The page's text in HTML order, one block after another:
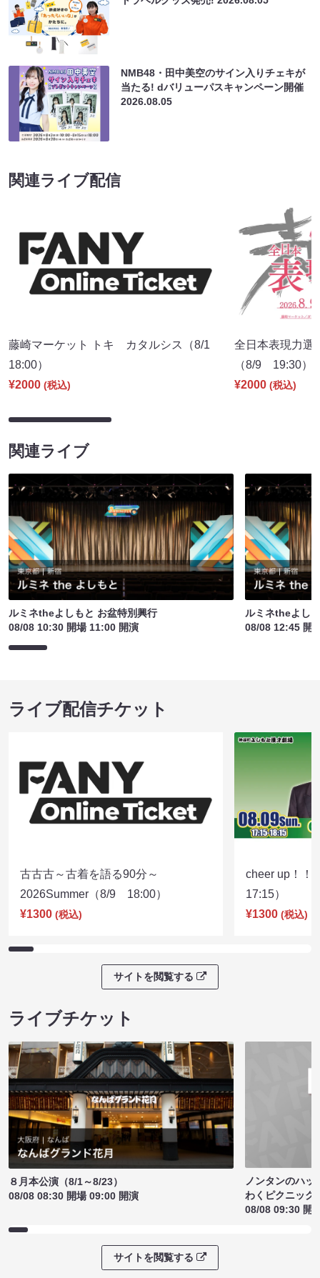
NMB48・田中美空のサイン入りチェキが
当たる! dバリューパスキャンペーン開催
2026.08.05
関連ライブ配信
藤崎マーケット トキ カタルシス（8/1
18:00）
¥2000 (税込)
全日本表現力選
（8/9 19:30）
¥2000 (税込)
関連ライブ
ルミネtheよしもと お盆特別興行
08/08 10:30 開場 11:00 開演
ルミネtheよし
08/08 12:45 開
ライブ配信チケット
古古古～古着を語る90分～
2026Summer（8/9 18:00）
¥1300 (税込)
cheer up！
17:15）
¥1300 (税込)
サイトを閲覧する
ライブチケット
８月本公演（8/1～8/23）
08/08 08:30 開場 09:00 開演
ノンタンのハッ
わくピクニック
08/08 09:30 開
サイトを閲覧する